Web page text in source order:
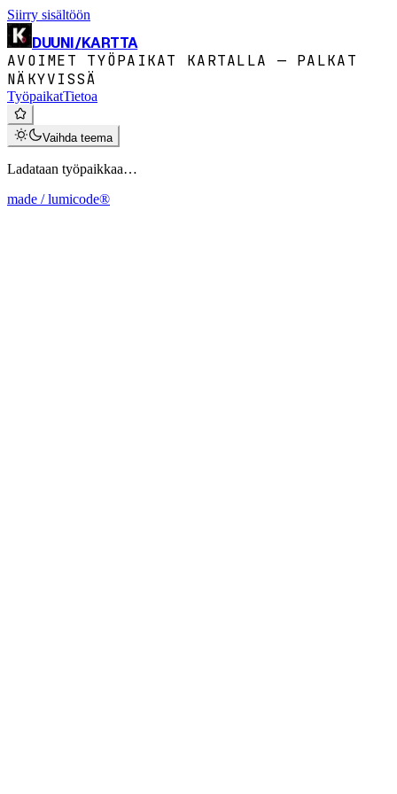
Siirry sisältöön
DUUNI/KARTTA
AVOIMET TYÖPAIKAT KARTALLA — PALKAT
NÄKYVISSÄ
TyöpaikatTietoa
Vaihda teema
Ladataan työpaikkaa…
made / lumicode®